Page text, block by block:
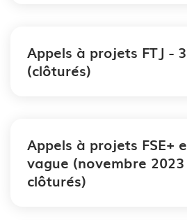
Appels à projets FTJ -
(clôturés)
Appels à projets FSE+
vague (novembre
clôturés)